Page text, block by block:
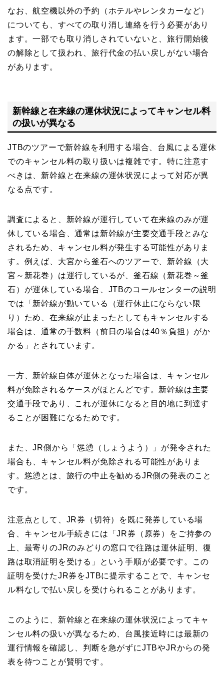
なお、航空機以外の予約（ホテルやレンタカーなど）
についても、すべての取り消し連絡を行う必要があり
ます。一部でも取り消しされていないと、旅行開始後
の解除として扱われ、旅行代金の払い戻しがない場合
があります。
新幹線と在来線の運休状況によってキャンセル料
の扱いが異なる
JTBのツアーで新幹線を利用する場合、台風による運休
でのキャンセル料の取り扱いは複雑です。特に注意す
べきは、新幹線と在来線の運休状況によって対応が異
なる点です。
調査によると、新幹線が運行していて在来線のみが運
休している場合、通常は新幹線が主要交通手段とみな
されるため、キャンセル料が発生する可能性がありま
す。例えば、大宮から釜石へのツアーで、新幹線（大
宮～新花巻）は運行しているが、釜石線（新花巻～釜
石）が運休している場合、JTBのコールセンターの説明
では「新幹線が動いている（運行休止にならない限
り）ため、在来線が止まったとしてもキャンセルする
場合は、通常の手数料（前日の場合は40％負担）がか
かる」とされています。
一方、新幹線自体が運休となった場合は、キャンセル
料が免除されるケースがほとんどです。新幹線は主要
交通手段であり、これが運休になると目的地に到達す
ることが困難になるためです。
また、JR側から「慫慂（しょうよう）」が発令された
場合も、キャンセル料が免除される可能性がありま
す。慫慂とは、旅行の中止を勧めるJR側の発表のこと
です。
注意点として、JR券（切符）を既に発券している場
合、キャンセル手続きには「JR券（原券）をご持参の
上、最寄りのJRのみどりの窓口で往路は運休証明、復
路は取消証明を受ける」という手順が必要です。この
証明を受けたJR券をJTBに提示することで、キャンセ
ル料なしで払い戻しを受けられることがあります。
このように、新幹線と在来線の運休状況によってキャ
ンセル料の扱いが異なるため、台風接近時には最新の
運行情報を確認し、判断を急がずにJTBやJRからの発
表を待つことが賢明です。